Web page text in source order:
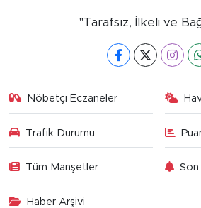
"Tarafsız, İlkeli ve
Nöbetçi Eczaneler
Trafik Durumu
Tüm Manşetler Son
Haber Arşivi